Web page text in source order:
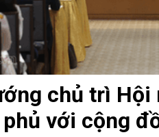
chủ trì Hội
phủ với cộng